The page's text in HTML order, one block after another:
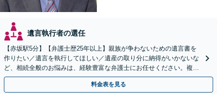
遺言執行者の選任
【赤坂駅5分】【弁護士歴25年以上】親族が争わないための遺言書を
作りたい／遺言を執行してほしい／遺産の取り分に納得がいかないな
ど、相続全般のお悩みは、経験豊富な弁護士にお任せください。複雑
な問題も粘り強く対応し、解決に導きます。
料金表を見る